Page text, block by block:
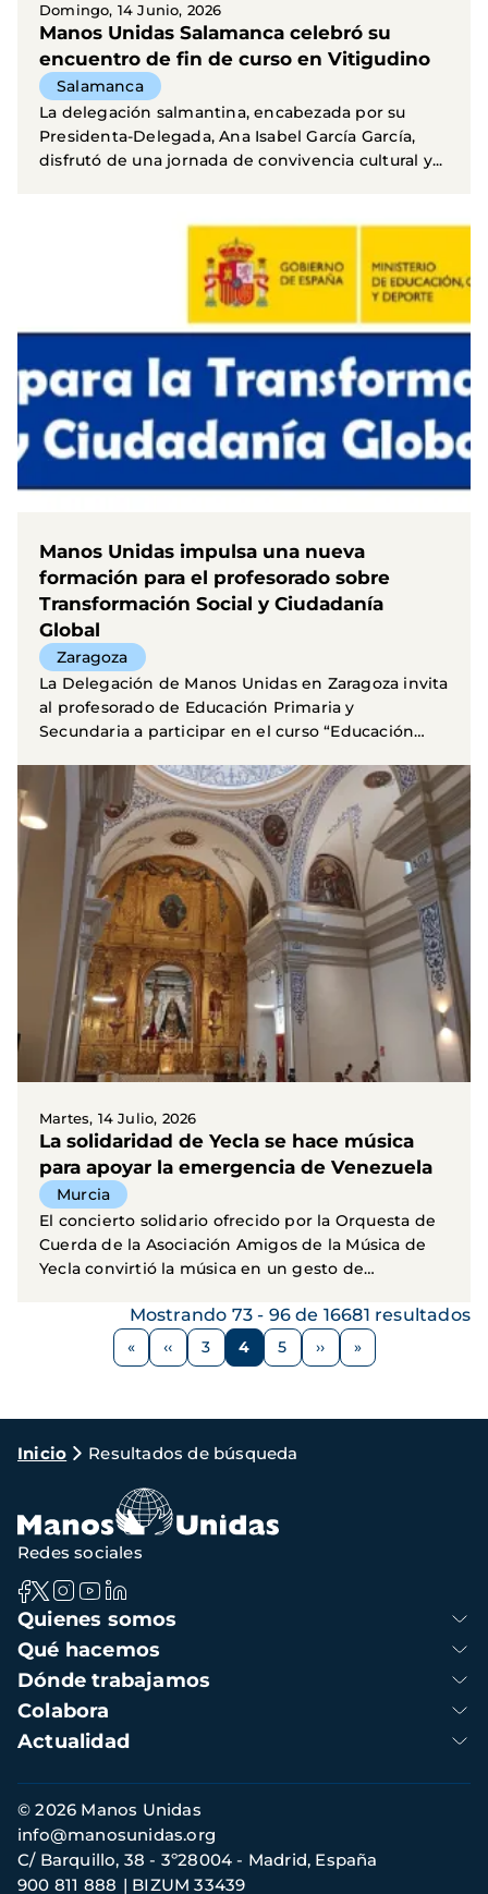
Domingo, 14 Junio, 2026
Manos Unidas Salamanca celebró su
encuentro de fin de curso en Vitigudino
Salamanca
La delegación salmantina, encabezada por su
Presidenta-Delegada, Ana Isabel García García,
disfrutó de una jornada de convivencia cultural y...
Manos Unidas impulsa una nueva
formación para el profesorado sobre
Transformación Social y Ciudadanía
Global
Zaragoza
La Delegación de Manos Unidas en Zaragoza invita
al profesorado de Educación Primaria y
Secundaria a participar en el curso “Educación
Martes, 14 Julio, 2026
La solidaridad de Yecla se hace música
para apoyar la emergencia de Venezuela
Murcia
El concierto solidario ofrecido por la Orquesta de
Cuerda de la Asociación Amigos de la Música de
Yecla convirtió la música en un gesto de
Paginación
Página
‹‹ Página
3 Página
4 Página
5
Siguiente
››
Mostrando 73 - 96 de 16681 resultados
Ruta
navegación
Inicio Resultados de búsqueda
Navegación
principal
Quienes somos
Qué hacemos
Dónde trabajamos
Colabora
Actualidad
Redes sociales
Información
de
contacto
© 2026 Manos Unidas
C/ Barquillo, 38 - 3º28004 - Madrid, España
900 811 888
BIZUM 33439
info@manosunidas.org